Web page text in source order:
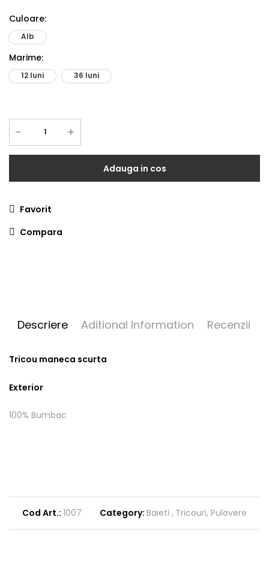
Culoare:
Alb
Marime:
12 luni 36 luni
- +
Adauga in cos
Favorit
Compara
Descriere Aditional Information Recenzii
Tricou maneca scurta
Exterior
100% Bumbac
Cod Art.: 1007 Category: Baieti Tricouri, Pulovere